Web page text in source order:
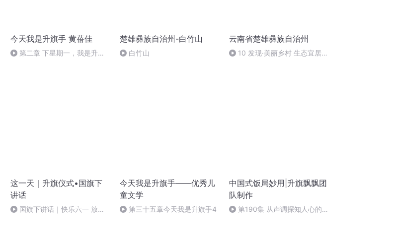
今天我是升旗手 黄蓓佳
第二章 下星期一，我是升旗
楚雄彝族自治州-白竹山
白竹山
云南省楚雄彝族自治州
10 发现·美丽乡村 生态宜居展
这一天｜升旗仪式•国旗下
讲话
国旗下讲话｜快乐六一 放飞
今天我是升旗手——优秀儿
童文学
第三十五章今天我是升旗手4
中国式饭局妙用|升旗飘飘团
队制作
第190集 从声调探知人心的